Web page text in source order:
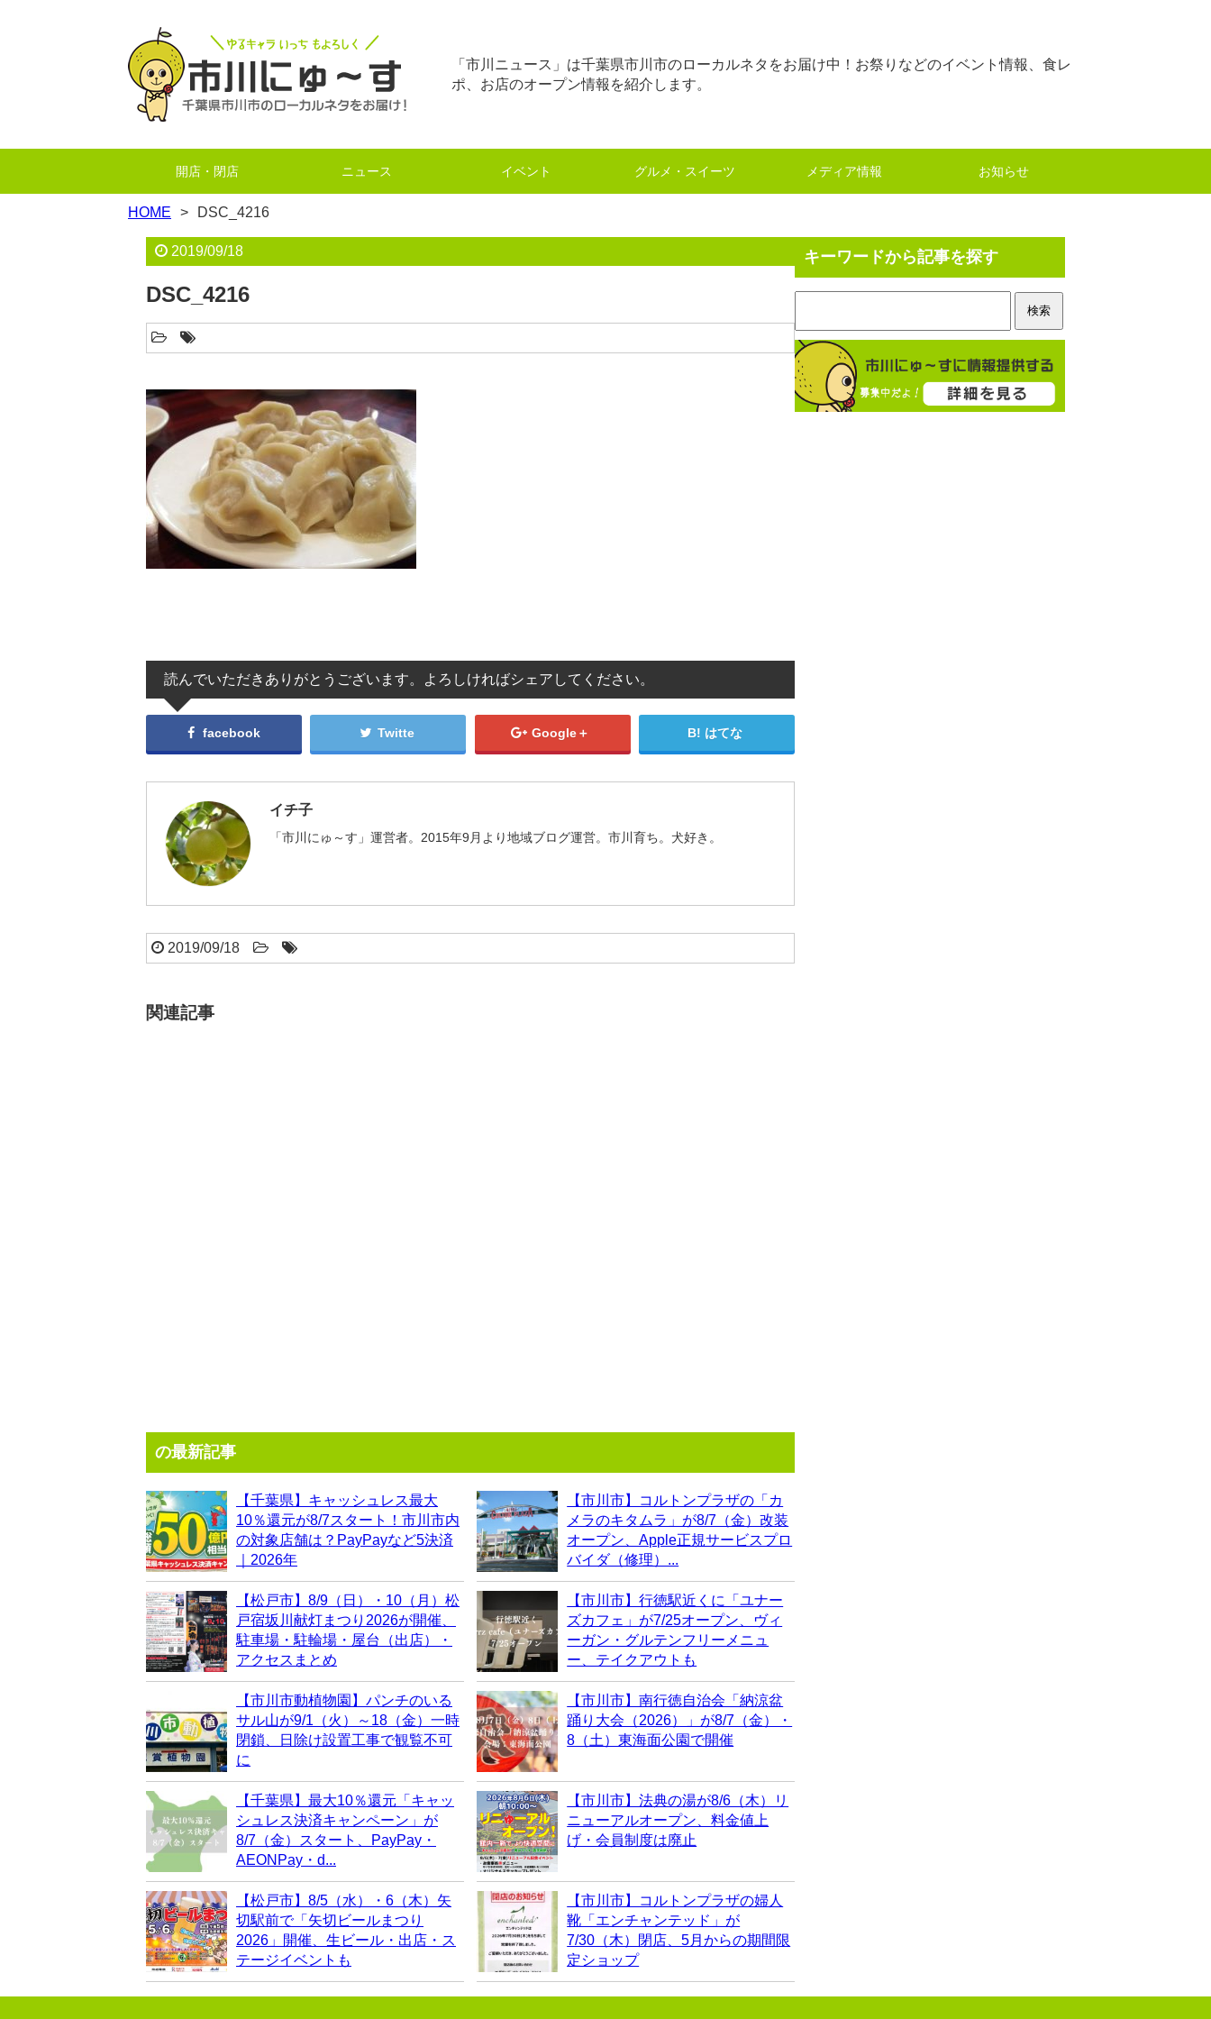
「市川ニュース」は千葉県市川市のローカルネタをお届け中！お祭りなどのイベント情報、食レ
ポ、お店のオープン情報を紹介します。
開店・閉店 ニュース イベント グルメ・スイーツ メディア情報 お知らせ
HOME DSC_4216
2019/09/18
DSC_4216
読んでいただきありがとうございます。よろしければシェアしてください。
facebook Twitte Google＋ はてな
イチ子
「市川にゅ～す」運営者。2015年9月より地域ブログ運営。市川育ち。犬好き。
2019/09/18
関連記事
の最新記事
【千葉県】キャッシュレス最大
10％還元が8/7スタート！市川市内
の対象店舗は？PayPayなど5決済
｜2026年
【市川市】コルトンプラザの「カ
メラのキタムラ」が8/7（金）改装
オープン、Apple正規サービスプロ
バイダ（修理）...
【松戸市】8/9（日）・10（月）松
戸宿坂川献灯まつり2026が開催、
駐車場・駐輪場・屋台（出店）・
アクセスまとめ
【市川市】行徳駅近くに「ユナー
ズカフェ」が7/25オープン、ヴィ
ーガン・グルテンフリーメニュ
ー、テイクアウトも
【市川市動植物園】パンチのいる
サル山が9/1（火）～18（金）一時
閉鎖、日除け設置工事で観覧不可
に
【市川市】南行徳自治会「納涼盆
踊り大会（2026）」が8/7（金）・
8（土）東海面公園で開催
【千葉県】最大10％還元「キャッ
シュレス決済キャンペーン」が
8/7（金）スタート、PayPay・
AEONPay・d...
【市川市】法典の湯が8/6（木）リ
ニューアルオープン、料金値上
げ・会員制度は廃止
【松戸市】8/5（水）・6（木）矢
切駅前で「矢切ビールまつり
2026」開催、生ビール・出店・ス
テージイベントも
【市川市】コルトンプラザの婦人
靴「エンチャンテッド」が
7/30（木）閉店、5月からの期間限
定ショップ
キーワードから記事を探す